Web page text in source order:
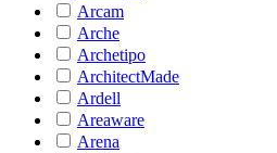
Arcam
Arche
Archetipo
ArchitectMade
Ardell
Areaware
Arena